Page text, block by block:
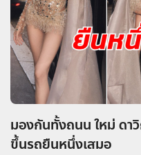
มองกันทั้งถนน ใหม่ ดา
ขึ้นรถยืนหนึ่งเสมอ